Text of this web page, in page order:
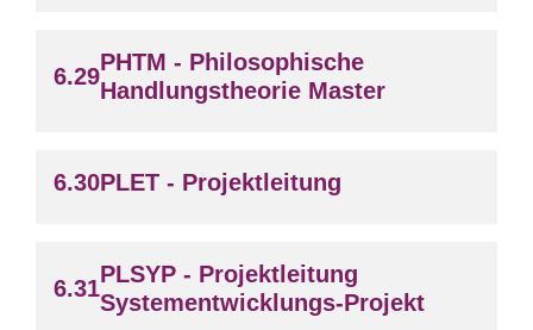
PHTM - Philosophische
Handlungstheorie Master
PLET - Projektleitung
PLSYP - Projektleitung
Systementwicklungs-Projekt